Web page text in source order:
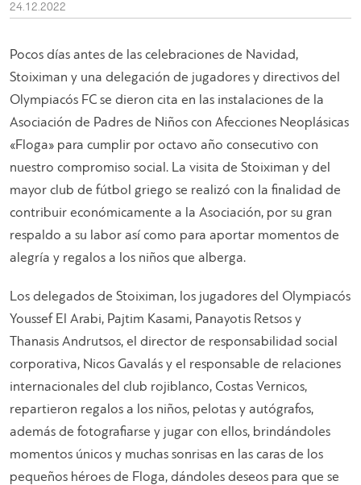
24.12.2022
Pocos días antes de las celebraciones de Navidad,
Stoiximan y una delegación de jugadores y directivos del
Olympiacós FC se dieron cita en las instalaciones de la
Asociación de Padres de Niños con Afecciones Neoplásicas
«Floga» para cumplir por octavo año consecutivo con
nuestro compromiso social. La visita de Stoiximan y del
mayor club de fútbol griego se realizó con la finalidad de
contribuir económicamente a la Asociación, por su gran
respaldo a su labor así como para aportar momentos de
alegría y regalos a los niños que alberga.
Los delegados de Stoiximan, los jugadores del Olympiacós
Youssef El Arabi, Pajtim Kasami, Panayotis Retsos y
Thanasis Andrutsos, el director de responsabilidad social
corporativa, Nicos Gavalás y el responsable de relaciones
internacionales del club rojiblanco, Costas Vernicos,
repartieron regalos a los niños, pelotas y autógrafos,
además de fotografiarse y jugar con ellos, brindándoles
momentos únicos y muchas sonrisas en las caras de los
pequeños héroes de Floga, dándoles deseos para que se